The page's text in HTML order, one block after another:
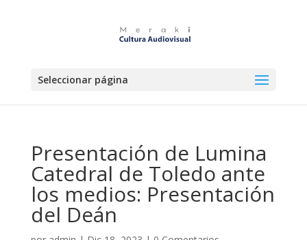
Seleccionar página
Presentación de Lumina
Catedral de Toledo ante
los medios: Presentación
del Deán